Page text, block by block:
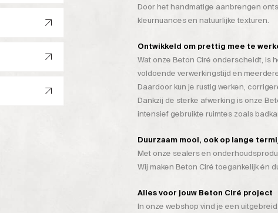
Door het handmatige aanbrengen
kleurnuances en natuurlijke texturen.
Ontwikkeld om prettig mee te
Wat onze Beton Ciré onderscheidt, is
voldoende verwerkingstijd en
Daardoor kun je rustig werken,
Dankzij de sterke afwerking is onze
intensief gebruikte ruimtes zoals
Duurzaam mooi, ook op lange
Met onze sealers en
Wij maken Beton Ciré toegankelijk én
Alles voor jouw Beton Ciré project
In onze webshop vind je een